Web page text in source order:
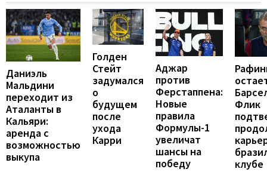
Даниэль
Мальдини
переходит из
Аталанты в
Кальяри:
аренда с
возможностью
выкупа
Голден
Стейт
задумался
о
будущем
после
ухода
Карри
Аджар
против
Ферстаппена:
Новые
правила
Формулы-1
увеличат
шансы на
победу
Флик
клубе